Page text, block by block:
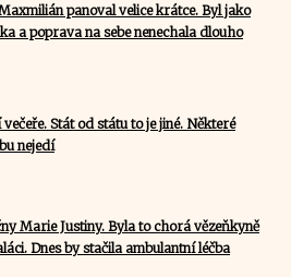
panoval velice krátce. Byl jako
a poprava na sebe nenechala dlouho
Stát od státu to je jiné. Některé
nejedí
Marie Justiny. Byla to chorá vězeňkyně
Dnes by stačila ambulantní léčba